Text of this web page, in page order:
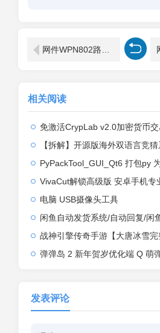
相关阅读
免激活CrypLab v2.0加密货币交易和拍卖系统源
【拆解】开源版海外双语言竞
PyPackTool_GUI_Qt6 打包py
VivaCut解锁高级版 安卓手机专业视频
电脑 USB摄像头工具
闲鱼自动发货系统/自动回复/闲
战神引擎传奇手游【大唐冰雪完整版裤衩7.0免授权】2026整理特色服务端+寒冬
弹弹岛 2 新年贺岁优化端 Q 萌弹射手游 一键单机端 + Linux
发表评论